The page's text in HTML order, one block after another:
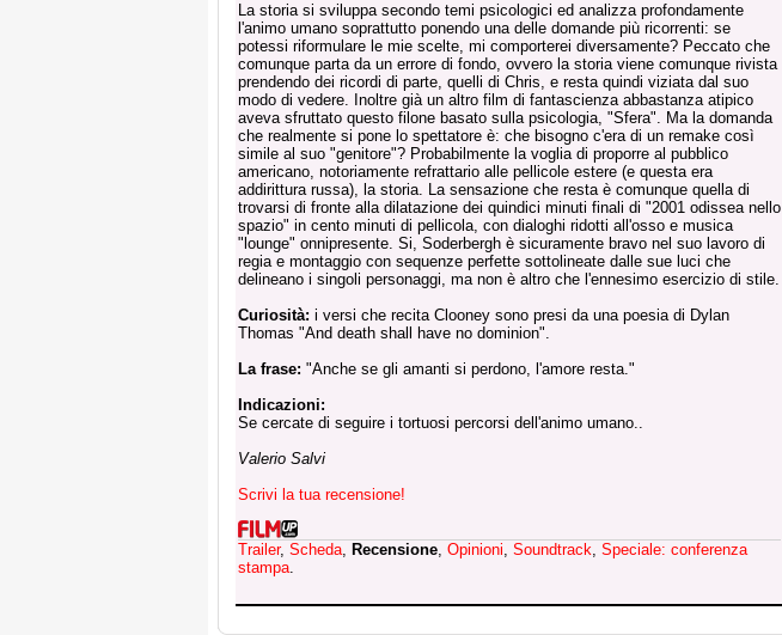
La storia si sviluppa secondo temi psicologici ed analizza profondamente
l'animo umano soprattutto ponendo una delle domande più ricorrenti: se
potessi riformulare le mie scelte, mi comporterei diversamente? Peccato che
comunque parta da un errore di fondo, ovvero la storia viene comunque rivista
prendendo dei ricordi di parte, quelli di Chris, e resta quindi viziata dal suo
modo di vedere. Inoltre già un altro film di fantascienza abbastanza atipico
aveva sfruttato questo filone basato sulla psicologia, "Sfera". Ma la domanda
che realmente si pone lo spettatore è: che bisogno c'era di un remake così
simile al suo "genitore"? Probabilmente la voglia di proporre al pubblico
americano, notoriamente refrattario alle pellicole estere (e questa era
addirittura russa), la storia. La sensazione che resta è comunque quella di
trovarsi di fronte alla dilatazione dei quindici minuti finali di "2001 odissea nello
spazio" in cento minuti di pellicola, con dialoghi ridotti all'osso e musica
"lounge" onnipresente. Si, Soderbergh è sicuramente bravo nel suo lavoro di
regia e montaggio con sequenze perfette sottolineate dalle sue luci che
delineano i singoli personaggi, ma non è altro che l'ennesimo esercizio di stile.
Curiosità: i versi che recita Clooney sono presi da una poesia di Dylan
Thomas "And death shall have no dominion".
La frase: "Anche se gli amanti si perdono, l'amore resta."
Indicazioni:
Se cercate di seguire i tortuosi percorsi dell'animo umano..
Valerio Salvi
Scrivi la tua recensione!
Trailer, Scheda, Recensione, Opinioni, Soundtrack, Speciale: conferenza
stampa.